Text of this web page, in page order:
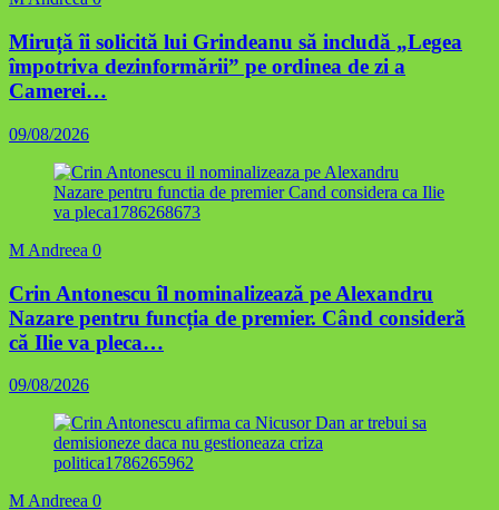
Miruță îi solicită lui Grindeanu să includă „Legea
împotriva dezinformării” pe ordinea de zi a
Camerei…
09/08/2026
M Andreea 0
Crin Antonescu îl nominalizează pe Alexandru
Nazare pentru funcția de premier. Când consideră
că Ilie va pleca…
09/08/2026
M Andreea 0